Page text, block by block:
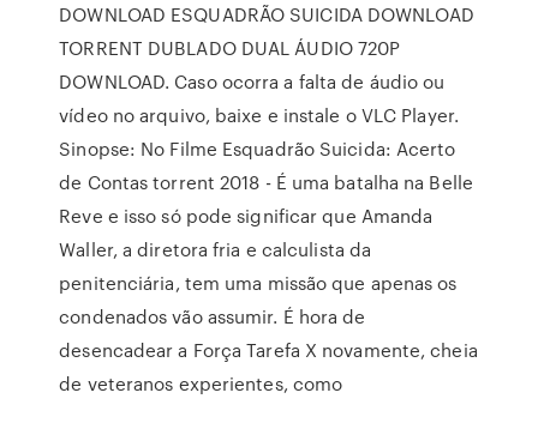
DOWNLOAD ESQUADRÃO SUICIDA DOWNLOAD
TORRENT DUBLADO DUAL ÁUDIO 720P
DOWNLOAD. Caso ocorra a falta de áudio ou
vídeo no arquivo, baixe e instale o VLC Player.
Sinopse: No Filme Esquadrão Suicida: Acerto
de Contas torrent 2018 - É uma batalha na Belle
Reve e isso só pode significar que Amanda
Waller, a diretora fria e calculista da
penitenciária, tem uma missão que apenas os
condenados vão assumir. É hora de
desencadear a Força Tarefa X novamente, cheia
de veteranos experientes, como